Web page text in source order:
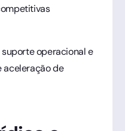
operacional e
aceleração de